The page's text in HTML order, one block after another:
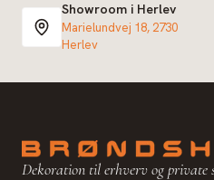
Showroom i Herlev
Marielundvej 18, 2730
Herlev
Dekoration til erhverv og private